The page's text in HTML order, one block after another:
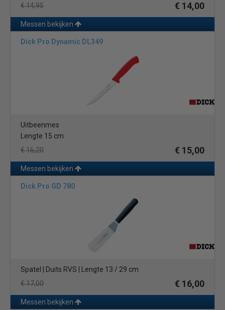
€ 14,95
€ 14,00
Messen bekijken
Dick Pro Dynamic DL349
Uitbeenmes
Lengte 15 cm
€ 16,20
€ 15,00
Messen bekijken
Dick Pro GD 780
Spatel | Duits RVS | Lengte 13 / 29 cm
€ 17,00
€ 16,00
Messen bekijken